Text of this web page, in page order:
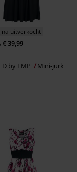
uitverkocht
€ 39,99
by EMP Mini-jurk